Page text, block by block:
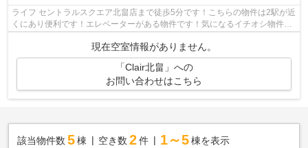
ライフ セントラルスクエア北畠店まで徒歩5分です！こちらの物件は2駅が近
くにあり便利です！エレベーターがある物件です！気になるイチオシ物件情
現在空室情報がありません。
「Clair北畠」への
お問い合わせはこちら
該当物件数 5棟 空き数 2 件 1～5 棟を表示